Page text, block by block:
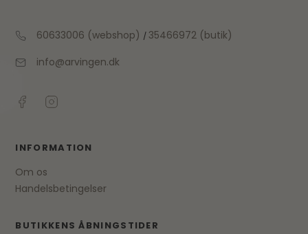
60633006 (webshop) /35466972 (butik)
info@arvingen.dk
INFORMATION
Om os
Handelsbetingelser
BUTIKKENS ÅBNINGSTIDER